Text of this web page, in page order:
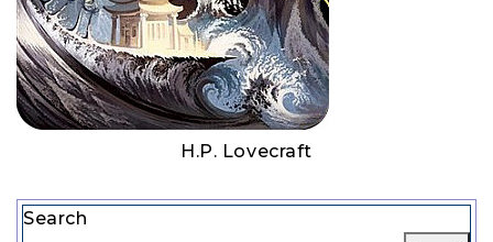
H.P. Lovecraft
Search